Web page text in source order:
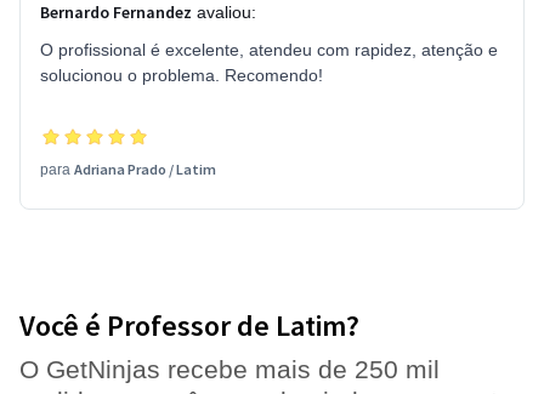
Bernardo Fernandez avaliou:
O profissional é excelente, atendeu com rapidez, atenção e
solucionou o problema. Recomendo!
para Adriana Prado /Latim
Você é Professor de Latim?
O GetNinjas recebe mais de 250 mil